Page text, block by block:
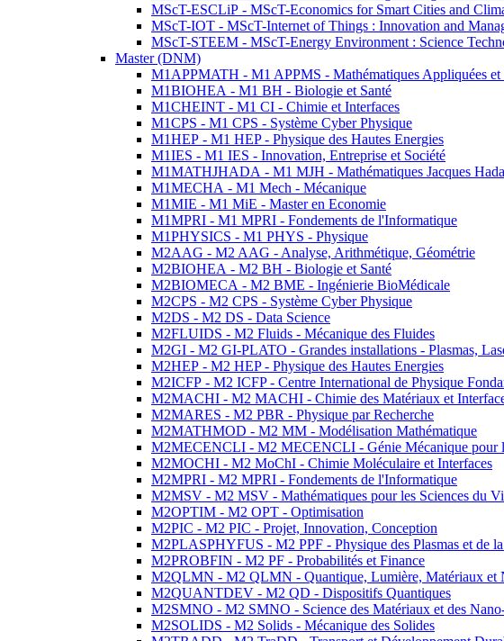
MScT-ESCLiP - MScT-Economics for Smart Cities and
MScT-IOT - MScT-Internet of Things : Innovation and
MScT-STEEM - MScT-Energy Environment : Science
Master (DNM)
M1APPMATH - M1 APPMS - Mathématiques Appliquées et
M1BIOHEA - M1 BH - Biologie et Santé
M1CHEINT - M1 CI - Chimie et Interfaces
M1CPS - M1 CPS - Système Cyber Physique
M1HEP - M1 HEP - Physique des Hautes Energies
M1IES - M1 IES - Innovation, Entreprise et Société
M1MATHJHADA - M1 MJH - Mathématiques Jacques
M1MECHA - M1 Mech - Mécanique
M1MIE - M1 MiE - Master en Economie
M1MPRI - M1 MPRI - Fondements de l'Informatique
M1PHYSICS - M1 PHYS - Physique
M2AAG - M2 AAG - Analyse, Arithmétique, Géométrie
M2BIOHEA - M2 BH - Biologie et Santé
M2BIOMECA - M2 BME - Ingénierie BioMédicale
M2CPS - M2 CPS - Système Cyber Physique
M2DS - M2 DS - Data Science
M2FLUIDS - M2 Fluids - Mécanique des Fluides
M2GI - M2 GI-PLATO - Grandes installations - Plasmas,
M2HEP - M2 HEP - Physique des Hautes Energies
M2ICFP - M2 ICFP - Centre International de Physique
M2MACHI - M2 MACHI - Chimie des Matériaux et
M2MARES - M2 PBR - Physique par Recherche
M2MATHMOD - M2 MM - Modélisation Mathématique
M2MECENCLI - M2 MECENCLI - Génie Mécanique pour
M2MOCHI - M2 MoChI - Chimie Moléculaire et Interfaces
M2MPRI - M2 MPRI - Fondements de l'Informatique
M2MSV - M2 MSV - Mathématiques pour les Sciences du
M2OPTIM - M2 OPT - Optimisation
M2PIC - M2 PIC - Projet, Innovation, Conception
M2PLASPHYFUS - M2 PPF - Physique des Plasmas et de
M2PROBFIN - M2 PF - Probabilités et Finance
M2QLMN - M2 QLMN - Quantique, Lumière, Matériaux et
M2QUANTDEV - M2 QD - Dispositifs Quantiques
M2SMNO - M2 SMNO - Science des Matériaux et des
M2SOLIDS - M2 Solids - Mécanique des Solides